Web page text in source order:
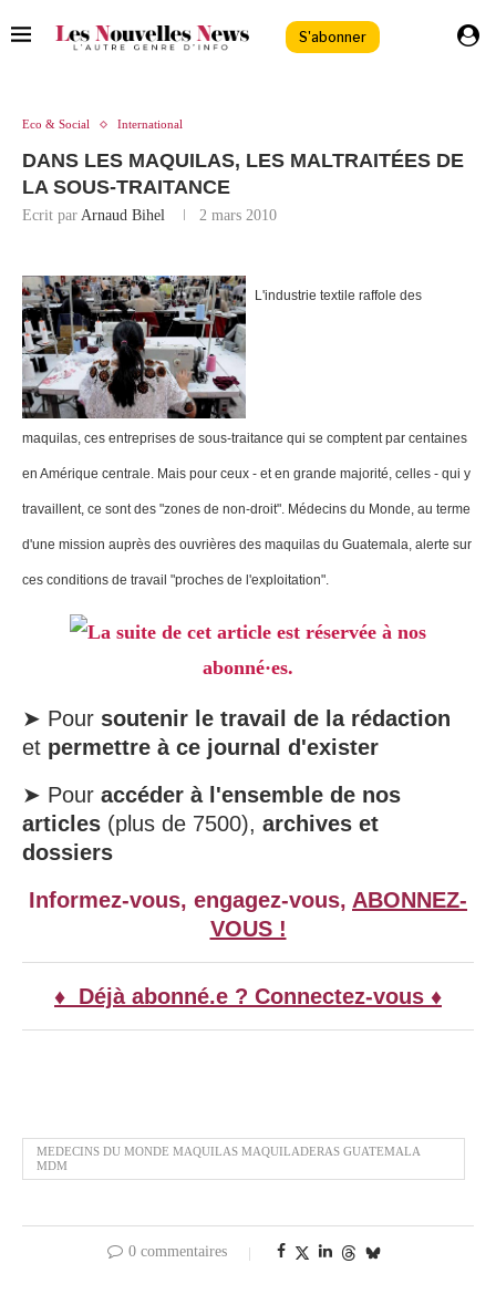
S'abonner
Eco & Social International
DANS LES MAQUILAS, LES MALTRAITÉES DE
LA SOUS-TRAITANCE
Ecrit par Arnaud Bihel 2 mars 2010
L'industrie textile raffole des
maquilas, ces entreprises de sous-traitance qui se comptent par centaines
en Amérique centrale. Mais pour ceux - et en grande majorité, celles - qui y
travaillent, ce sont des "zones de non-droit". Médecins du Monde, au terme
d'une mission auprès des ouvrières des maquilas du Guatemala, alerte sur
ces conditions de travail "proches de l'exploitation".
La suite de cet article est réservée à nos
abonné·es.
➤ Pour soutenir le travail de la rédaction
et permettre à ce journal d'exister
➤ Pour accéder à l'ensemble de nos
articles (plus de 7500), archives et
dossiers
Informez-vous, engagez-vous, ABONNEZ-
VOUS !
♦ Déjà abonné.e ? Connectez-vous ♦
MEDECINS DU MONDE MAQUILAS MAQUILADERAS GUATEMALA
MDM
0 commentaires